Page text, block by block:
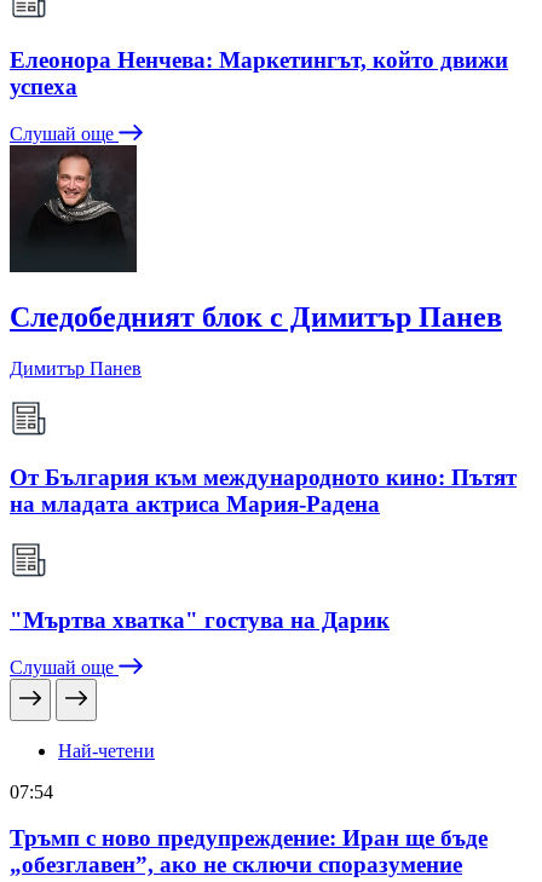
Елеонора Ненчева: Маркетингът, който движи
успеха
Слушай още
Следобедният блок с Димитър Панев
Димитър Панев
От България към международното кино: Пътят
на младата актриса Мария-Радена
"Мъртва хватка" гостува на Дарик
Слушай още
Най-четени
07:54
Тръмп с ново предупреждение: Иран ще бъде
„обезглавен”, ако не сключи споразумение